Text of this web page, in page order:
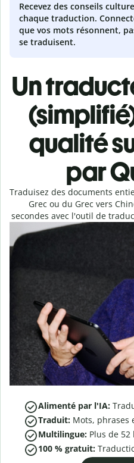
Recevez des conseils
chaque traduction.
que vos mots résonnent,
se traduisent.
Un
qualité
par
Traduisez des documents
Grec ou du Grec vers
secondes avec l'outil de
Alimenté par l'IA:
Traduit: Mots, phrases
Multilingue: Plus de 52
100 % gratuit: